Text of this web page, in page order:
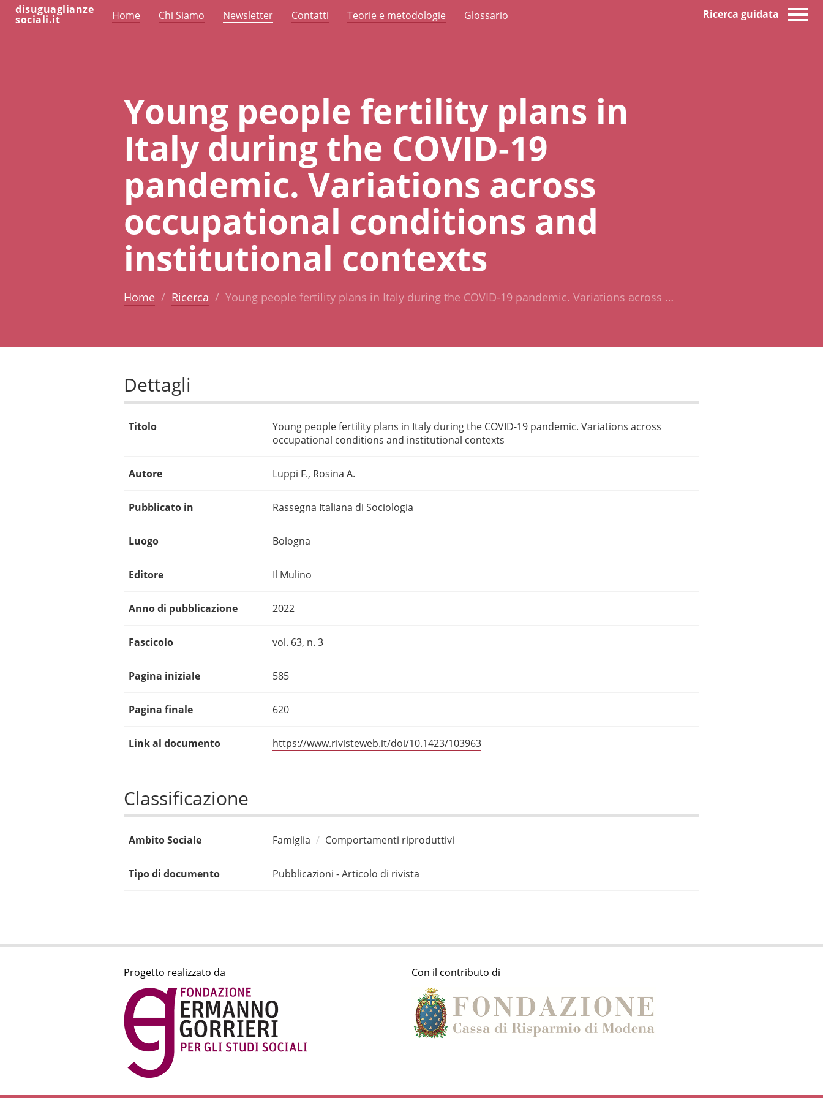
disuguaglianze
sociali.it Home Chi Siamo Newsletter Contatti Teorie e metodologie Glossario Ricerca guidata
Young people fertility plans in
Italy during the COVID-19
pandemic. Variations across
occupational conditions and
institutional contexts
Home Ricerca Young people fertility plans in Italy during the COVID-19 pandemic. Variations across …
Dettagli
Titolo
Young people fertility plans in Italy during the COVID-19 pandemic. Variations across
occupational conditions and institutional contexts
Autore Luppi F., Rosina A.
Pubblicato in Rassegna Italiana di Sociologia
Luogo Bologna
Editore Il Mulino
Anno di pubblicazione 2022
Fascicolo vol. 63, n. 3
Pagina iniziale 585
Pagina finale 620
Link al documento https://www.rivisteweb.it/doi/10.1423/103963
Classificazione
Ambito Sociale Famiglia Comportamenti riproduttivi
Tipo di documento Pubblicazioni - Articolo di rivista
Progetto realizzato da Con il contributo di